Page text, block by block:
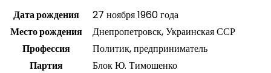
Дата рождения
27 ноября 1960 года
Место рождения
Днепропетровск, Украинская ССР
Профессия
Политик, предприниматель
Партия
Блок Ю. Тимошенко